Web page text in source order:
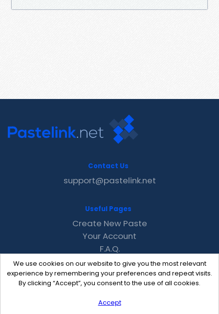
We use cookies on our website to give you the most relevant
experience by remembering your preferences and repeat visits.
By clicking “Accept”, you consent to the use of all cookies.
Accept
Contact Us
support@pastelink.net
Useful Pages
Create New Paste
Your Account
F.A.Q.
Recent
Contact